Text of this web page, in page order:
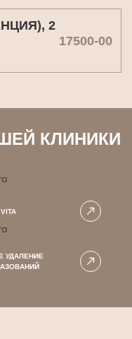
2
17500-00
КЛИНИКИ
УДАЛЕНИЕ